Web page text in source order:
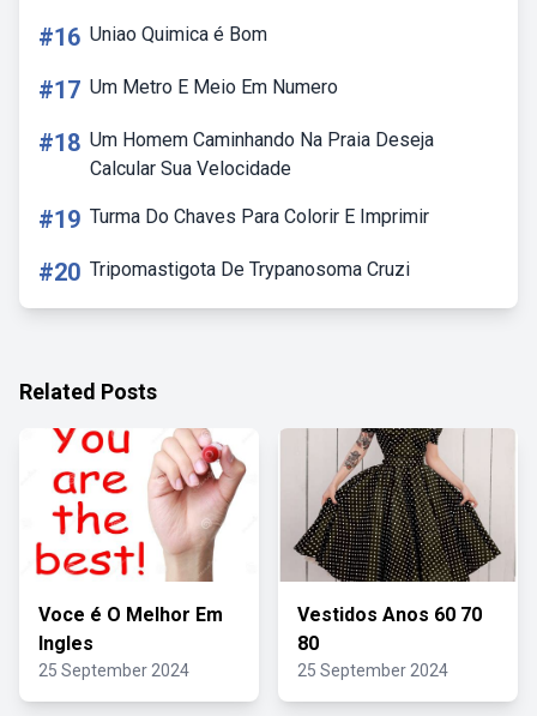
#16 Uniao Quimica é Bom
#17 Um Metro E Meio Em Numero
#18 Um Homem Caminhando Na Praia Deseja
Calcular Sua Velocidade
#19 Turma Do Chaves Para Colorir E Imprimir
#20 Tripomastigota De Trypanosoma Cruzi
Related Posts
Voce é O Melhor Em
Ingles
25 September 2024
Vestidos Anos 60 70
80
25 September 2024